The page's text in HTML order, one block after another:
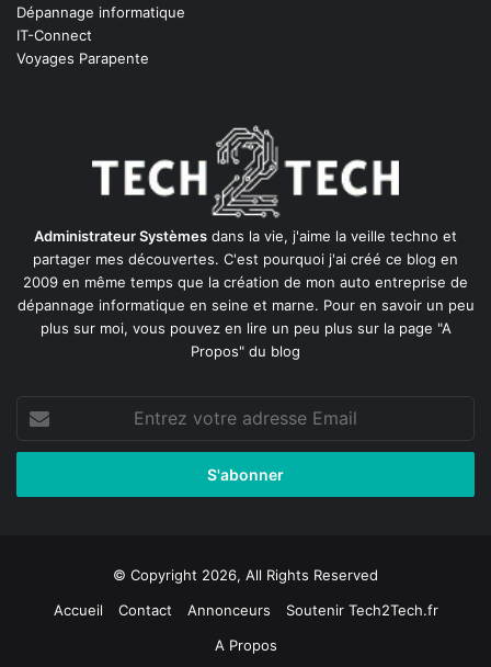
Dépannage informatique
IT-Connect
Voyages Parapente
Administrateur Systèmes dans la vie, j'aime la veille techno et
partager mes découvertes. C'est pourquoi j'ai créé ce blog en
2009 en même temps que la création de mon auto entreprise de
dépannage informatique en seine et marne. Pour en savoir un peu
plus sur moi, vous pouvez en lire un peu plus sur la page "A
Propos" du blog
Entrez
votre
adresse
© Copyright 2026, All Rights Reserved
Accueil
Contact Annonceurs
Soutenir Tech2Tech.fr
A Propos